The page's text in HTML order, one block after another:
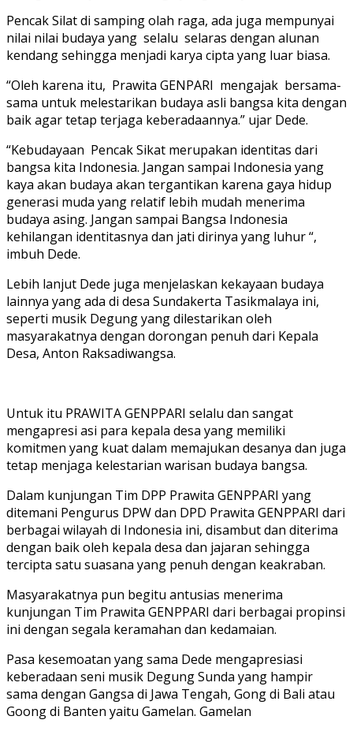
Pencak Silat di samping olah raga, ada juga mempunyai
nilai nilai budaya yang selalu selaras dengan alunan
kendang sehingga menjadi karya cipta yang luar biasa.
“Oleh karena itu, Prawita GENPARI mengajak bersama-
sama untuk melestarikan budaya asli bangsa kita dengan
baik agar tetap terjaga keberadaannya.” ujar Dede.
“Kebudayaan Pencak Sikat merupakan identitas dari
bangsa kita Indonesia. Jangan sampai Indonesia yang
kaya akan budaya akan tergantikan karena gaya hidup
generasi muda yang relatif lebih mudah menerima
budaya asing. Jangan sampai Bangsa Indonesia
kehilangan identitasnya dan jati dirinya yang luhur “,
imbuh Dede.
Lebih lanjut Dede juga menjelaskan kekayaan budaya
lainnya yang ada di desa Sundakerta Tasikmalaya ini,
seperti musik Degung yang dilestarikan oleh
masyarakatnya dengan dorongan penuh dari Kepala
Desa, Anton Raksadiwangsa.
Untuk itu PRAWITA GENPPARI selalu dan sangat
mengapresi asi para kepala desa yang memiliki
komitmen yang kuat dalam memajukan desanya dan juga
tetap menjaga kelestarian warisan budaya bangsa.
Dalam kunjungan Tim DPP Prawita GENPPARI yang
ditemani Pengurus DPW dan DPD Prawita GENPPARI dari
berbagai wilayah di Indonesia ini, disambut dan diterima
dengan baik oleh kepala desa dan jajaran sehingga
tercipta satu suasana yang penuh dengan keakraban.
Masyarakatnya pun begitu antusias menerima
kunjungan Tim Prawita GENPPARI dari berbagai propinsi
ini dengan segala keramahan dan kedamaian.
Pasa kesemoatan yang sama Dede mengapresiasi
keberadaan seni musik Degung Sunda yang hampir
sama dengan Gangsa di Jawa Tengah, Gong di Bali atau
Goong di Banten yaitu Gamelan. Gamelan